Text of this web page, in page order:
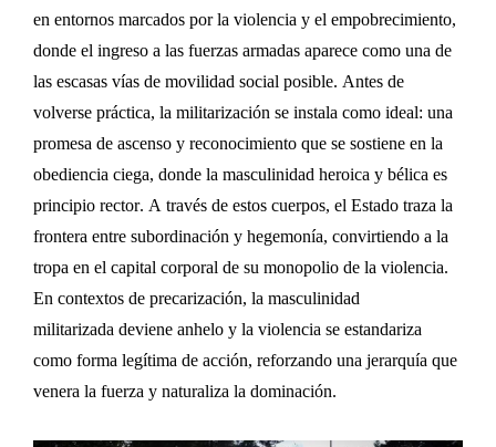
en entornos marcados por la violencia y el empobrecimiento,
donde el ingreso a las fuerzas armadas aparece como una de
las escasas vías de movilidad social posible. Antes de
volverse práctica, la militarización se instala como ideal: una
promesa de ascenso y reconocimiento que se sostiene en la
obediencia ciega, donde la masculinidad heroica y bélica es
principio rector. A través de estos cuerpos, el Estado traza la
frontera entre subordinación y hegemonía, convirtiendo a la
tropa en el capital corporal de su monopolio de la violencia.
En contextos de precarización, la masculinidad
militarizada deviene anhelo y la violencia se estandariza
como forma legítima de acción, reforzando una jerarquía que
venera la fuerza y naturaliza la dominación.